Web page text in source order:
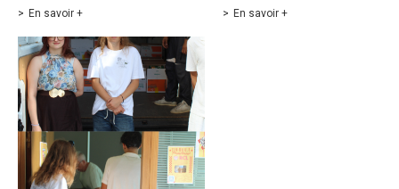
En savoir + En savoir +